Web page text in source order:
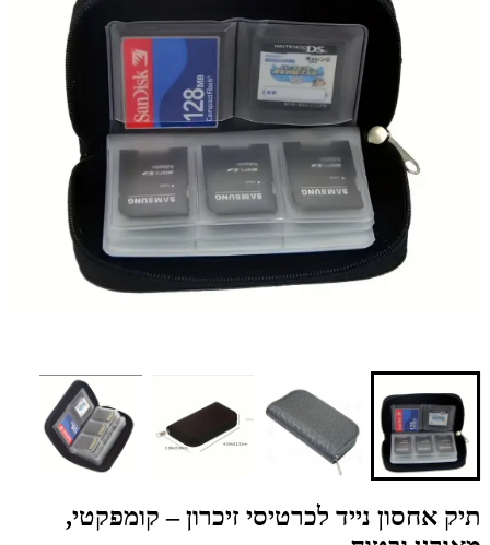
תיק אחסון נייד לכרטיסי זיכרון – קומפקטי,